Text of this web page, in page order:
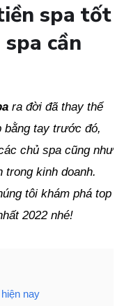
spa tốt
cần
ra đời đã thay thế
bằng tay trước đó,
chủ spa cũng như
trong kinh doanh.
tôi khám phá top
2022 nhé!
nay